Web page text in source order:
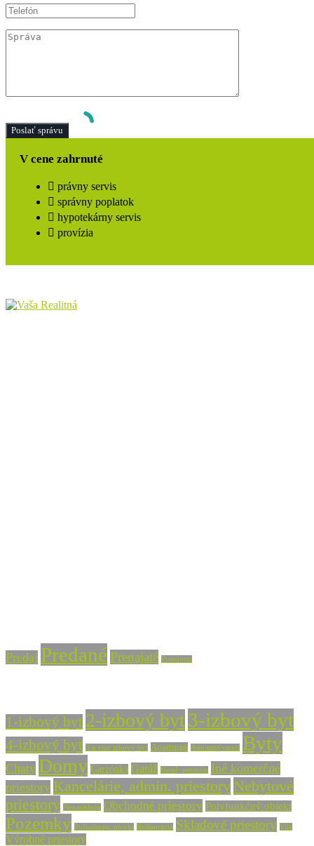
V cene zahrnuté
právny servis
správny poplatok
hypotekárny servis
provízia
Predaj Predané Prenajaté Prenájom
1-izbový byt 2-izbový byt3-izbový byt
4-izbový byt 5 a viac izbový byt Apartmán Autoumývareň Byty
Chaty Domy Garzónka Garáž Hotel, penzión Iné komerčné
priestory Kancelárie, admin. priestoryNebytové
priestory Nezaradené Obchodné priestory Polyfunkčný objekt
Pozemky Poľnohosp. objekt Reštaurácia Skladové priestory Vila
Výrobné priestory